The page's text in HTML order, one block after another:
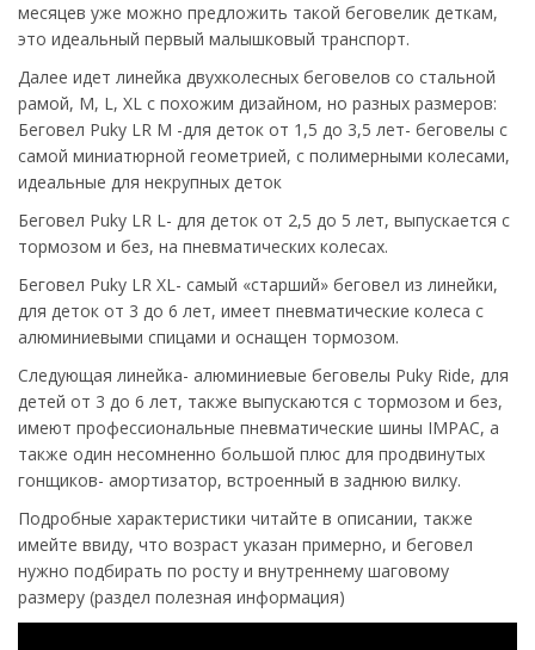
месяцев уже можно предложить такой беговелик деткам,
это идеальный первый малышковый транспорт.
Далее идет линейка двухколесных беговелов со стальной
рамой, М, L, XL с похожим дизайном, но разных размеров:
Беговел Puky LR M -для деток от 1,5 до 3,5 лет- беговелы с
самой миниатюрной геометрией, с полимерными колесами,
идеальные для некрупных деток
Беговел Puky LR L- для деток от 2,5 до 5 лет, выпускается с
тормозом и без, на пневматических колесах.
Беговел Puky LR XL- самый «старший» беговел из линейки,
для деток от 3 до 6 лет, имеет пневматические колеса с
алюминиевыми спицами и оснащен тормозом.
Следующая линейка- алюминиевые беговелы Puky Ride, для
детей от 3 до 6 лет, также выпускаются с тормозом и без,
имеют профессиональные пневматические шины IMPAC, а
также один несомненно большой плюс для продвинутых
гонщиков- амортизатор, встроенный в заднюю вилку.
Подробные характеристики читайте в описании, также
имейте ввиду, что возраст указан примерно, и беговел
нужно подбирать по росту и внутреннему шаговому
размеру (раздел полезная информация)